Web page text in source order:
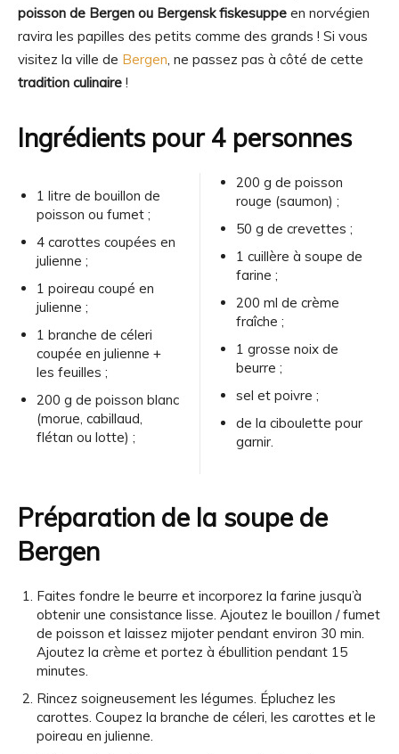
poisson de Bergen ou Bergensk fiskesuppe en norvégien
ravira les papilles des petits comme des grands ! Si vous
visitez la ville de Bergen, ne passez pas à côté de cette
tradition culinaire !
Ingrédients pour 4 personnes
1 litre de bouillon de
poisson ou fumet ;
4 carottes coupées en
julienne ;
1 poireau coupé en
julienne ;
1 branche de céleri
coupée en julienne +
les feuilles ;
200 g de poisson blanc
(morue, cabillaud,
flétan ou lotte) ;
200 g de poisson
rouge (saumon) ;
50 g de crevettes ;
1 cuillère à soupe de
farine ;
200 ml de crème
fraîche ;
1 grosse noix de
beurre ;
sel et poivre ;
de la ciboulette pour
garnir.
Préparation de la soupe de
Bergen
Faites fondre le beurre et incorporez la farine jusqu’à
obtenir une consistance lisse. Ajoutez le bouillon / fumet
de poisson et laissez mijoter pendant environ 30 min.
Ajoutez la crème et portez à ébullition pendant 15
minutes.
Rincez soigneusement les légumes. Épluchez les
carottes. Coupez la branche de céleri, les carottes et le
poireau en julienne.